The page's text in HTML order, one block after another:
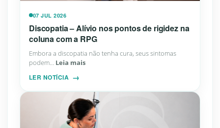
07 JUL 2026
Discopatia – Alívio nos pontos de rigidez na
coluna com a RPG
Embora a discopatia não tenha cura, seus sintomas
podem... Leia mais
LER NOTÍCIA